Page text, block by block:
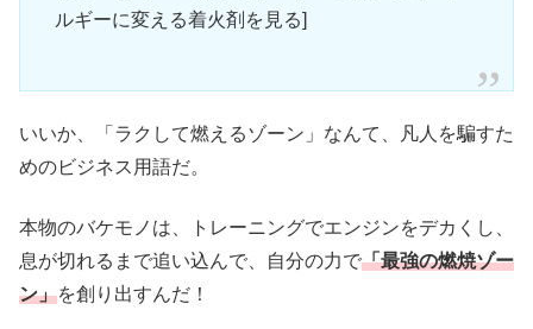
ルギーに変える着火剤を見る]
いいか、「ラクして燃えるゾーン」なんて、凡人を騙すた
めのビジネス用語だ。
本物のバケモノは、トレーニングでエンジンをデカくし、
息が切れるまで追い込んで、自分の力で「最強の燃焼ゾー
ン」を創り出すんだ！